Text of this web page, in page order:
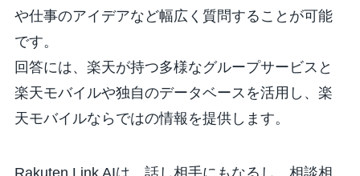
や仕事のアイデアなど幅広く質問することが可能
です。
回答には、楽天が持つ多様なグループサービスと
楽天モバイルや独自のデータベースを活用し、楽
天モバイルならではの情報を提供します。
Rakuten Link AIは、話し相手にもなるし、相談相